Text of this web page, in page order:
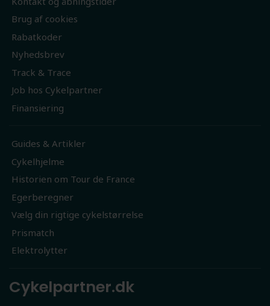
Brug af cookies
Rabatkoder
Nyhedsbrev
Track & Trace
Job hos Cykelpartner
Finansiering
Guides & Artikler
Cykelhjelme
Historien om Tour de France
Egerberegner
Vælg din rigtige cykelstørrelse
Prismatch
Elektrolytter
Cykelpartner.dk